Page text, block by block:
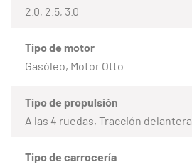
2.0, 2.5, 3.0
Tipo de motor
Gasóleo, Motor Otto
Tipo de propulsión
A las 4 ruedas, Tracción delantera
Tipo de carrocería